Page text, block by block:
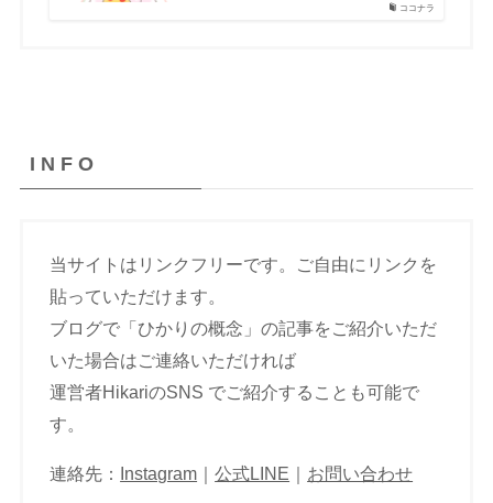
ココナラ
I N F O
当サイトはリンクフリーです。ご自由にリンクを
貼っていただけます。
ブログで「ひかりの概念」の記事をご紹介いただ
いた場合はご連絡いただければ
運営者HikariのSNS でご紹介することも可能で
す。
連絡先： Instagram ｜公式LINE ｜ お問い合わせ